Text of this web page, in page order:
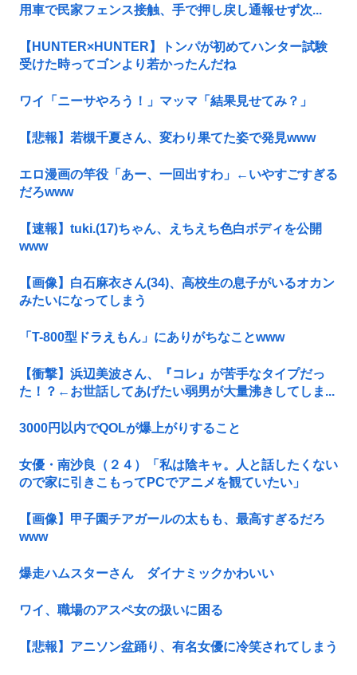
用車で民家フェンス接触、手で押し戻し通報せず次...
【HUNTER×HUNTER】トンパが初めてハンター試験
受けた時ってゴンより若かったんだね
ワイ「ニーサやろう！」マッマ「結果見せてみ？」
【悲報】若槻千夏さん、変わり果てた姿で発見www
エロ漫画の竿役「あー、一回出すわ」←いやすごすぎる
だろwww
【速報】tuki.(17)ちゃん、えちえち色白ボディを公開
www
【画像】白石麻衣さん(34)、高校生の息子がいるオカン
みたいになってしまう
「T-800型ドラえもん」にありがちなことwww
【衝撃】浜辺美波さん、『コレ』が苦手なタイプだっ
た！？←お世話してあげたい弱男が大量沸きしてしま...
3000円以内でQOLが爆上がりすること
女優・南沙良（２４）「私は陰キャ。人と話したくない
ので家に引きこもってPCでアニメを観ていたい」
【画像】甲子園チアガールの太もも、最高すぎるだろ
www
爆走ハムスターさん ダイナミックかわいい
ワイ、職場のアスペ女の扱いに困る
【悲報】アニソン盆踊り、有名女優に冷笑されてしまう